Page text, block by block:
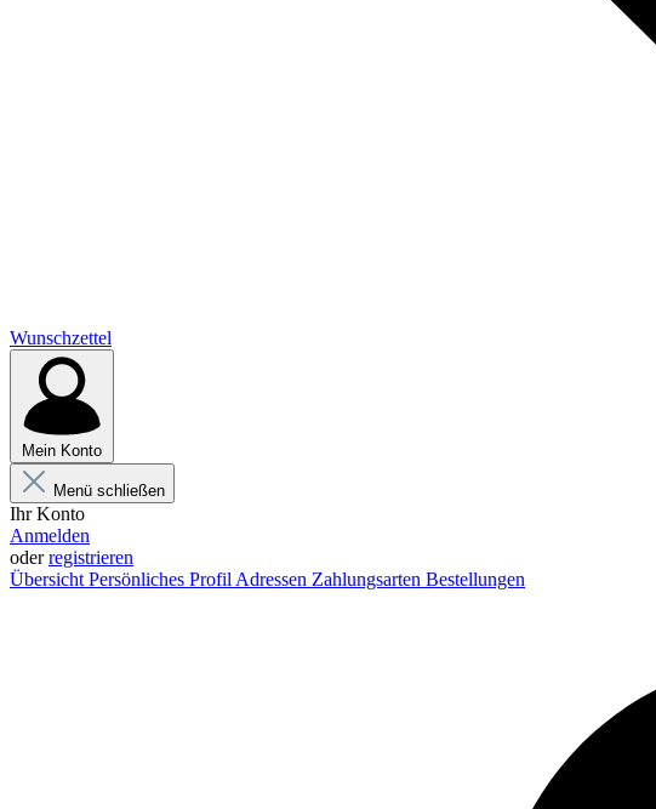
Wunschzettel
Mein Konto
Menü schließen
Ihr Konto
Anmelden
oderregistrieren
Übersicht Persönliches Profil Adressen Zahlungsarten Bestellungen